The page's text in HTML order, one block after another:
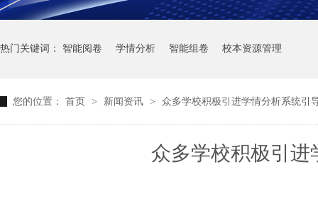
热门关键词： 智能阅卷 学情分析 智能组卷 校本资源管理
您的位置： 首页 > 新闻资讯 > 众多学校积极引进学情分析系统引
众多学校积极引进